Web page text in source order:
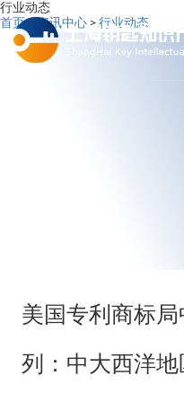
行业动态
首页> 资讯中心 > 行业动态
美国专利商标
列：中大西洋